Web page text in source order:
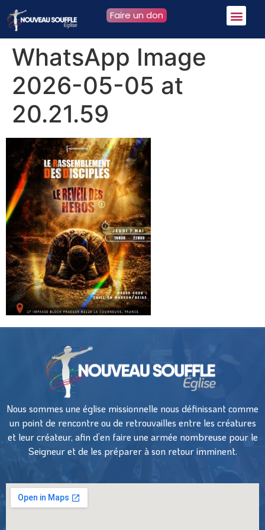
Faire un don
WhatsApp Image
2026-05-05 at
20.21.59
Nous sommes une église missionnelle nous définissant comme
un point de rencontre ou de retrouvailles entre les créatures
et leur créateur, afin d’en faire une armée nombreuse pour le
Seigneur et de les préparer à son retour imminent.